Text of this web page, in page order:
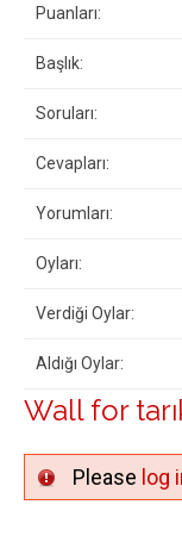
Puanları:
Başlık:
Soruları:
Cevapları:
Yorumları:
Oyları:
Verdiği Oylar:
Aldığı Oylar:
Wall for
Please log